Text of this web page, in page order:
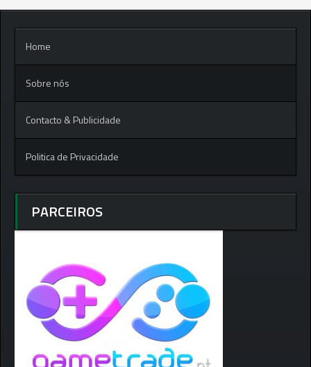
Home
Sobre nós
Contacto & Publicidade
Politica de Privacidade
PARCEIROS